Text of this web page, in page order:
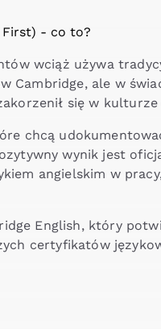
wciąż używa
Cambridge, ale w
się w kulturze
chcą
wynik jest
angielskim w
English, który
certyfikatów